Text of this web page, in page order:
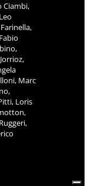
Ciambi,
Marc
Loris